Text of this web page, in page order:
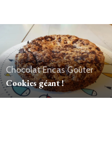
ChocolatEncasGoûter
Cookies géant !